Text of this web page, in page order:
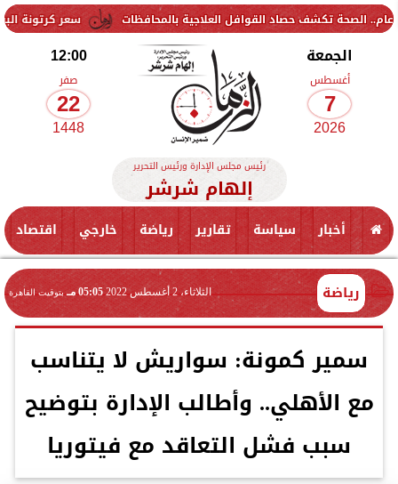
سعر كرتونة البيض في بورصة
الجمعة
أغسطس
7
2026
12:00
صفر
22
1448
رئيس مجلس الإدارة ورئيس التحرير
إلهام شرشر
أخبار سياسة تقارير رياضة خارجي اقتصاد
رياضة الثلاثاء، 2 أغسطس 2022 05:05 مـ بتوقيت القاهرة
سمير كمونة: سواريش لا يتناسب
مع الأهلي.. وأطالب الإدارة بتوضيح
سبب فشل التعاقد مع فيتوريا